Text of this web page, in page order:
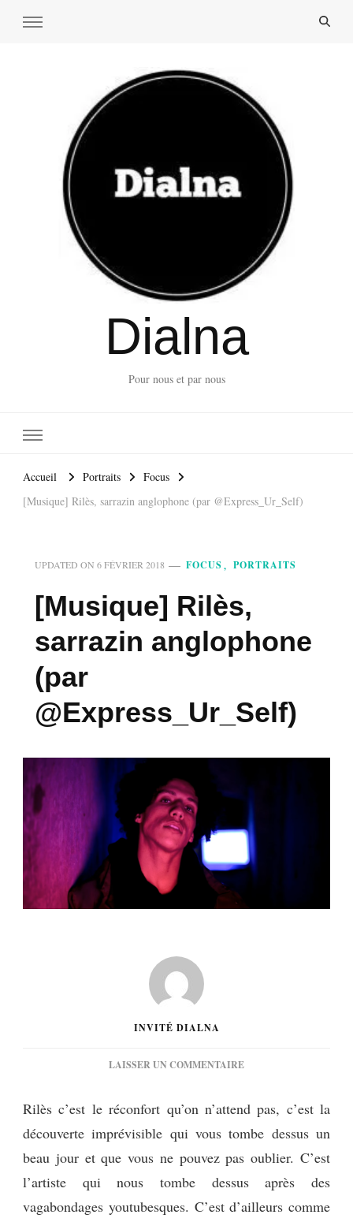
Dialna
Pour nous et par nous
Accueil Portraits
Focus
[Musique] Rilès, sarrazin anglophone (par @Express_Ur_Self)
UPDATED ON 6 FÉVRIER 2018 FOCUS PORTRAITS
[Musique] Rilès,
sarrazin anglophone
(par
@Express_Ur_Self)
INVITÉ DIALNA
LAISSER UN COMMENTAIRESUR
SARRAZIN
ANGLOPHONE
@EXPRESS_UR_SELF)
Rilès c’est le réconfort qu’on n’attend pas, c’est la
découverte imprévisible qui vous tombe dessus un
beau jour et que vous ne pouvez pas oublier. C’est
l’artiste qui nous tombe dessus après des
vagabondages youtubesques. C’est d’ailleurs comme